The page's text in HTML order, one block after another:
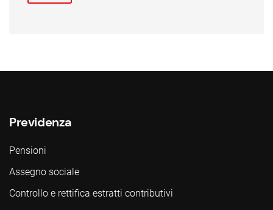
Previdenza
Pensioni
Assegno sociale
Controllo e rettifica estratti contributivi